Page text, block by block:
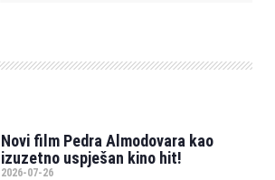
Novi film Pedra Almodovara kao
izuzetno uspješan kino hit!
2026-07-26